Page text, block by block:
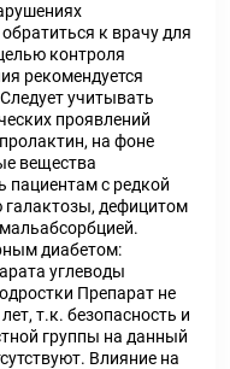
к врачу для
контроля
рекомендуется
учитывать
проявлений
на фоне
вещества
пациентам с редкой
галактозы, дефицитом
диабетом:
углеводы
Препарат не
т.к. безопасность и
группы на данный
Влияние на